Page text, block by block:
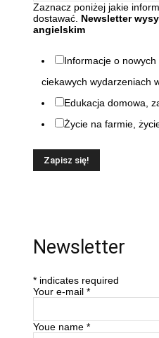
Zaznacz poniżej jakie
dostawać. Newsletter
angielskim
Informacje o nowych
ciekawych wydarzeniach
Edukacja domowa,
Życie na farmie,
Newsletter
* indicates required
Your e-mail *
Youe name *